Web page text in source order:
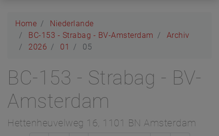
Home
Niederlande
BC-153 - Strabag - BV-Amsterdam
Archiv
2026
01 05
BC-153 - Strabag - BV-
Amsterdam
Hettenheuvelweg 16, 1101 BN Amsterdam